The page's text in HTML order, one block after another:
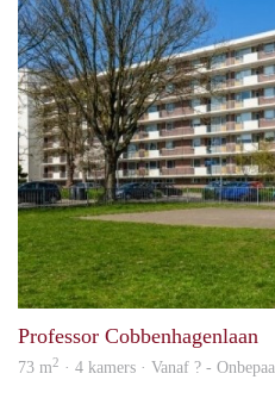
Professor Cobbenhagenlaan
73 m2 · 4 kamers · Vanaf ? -